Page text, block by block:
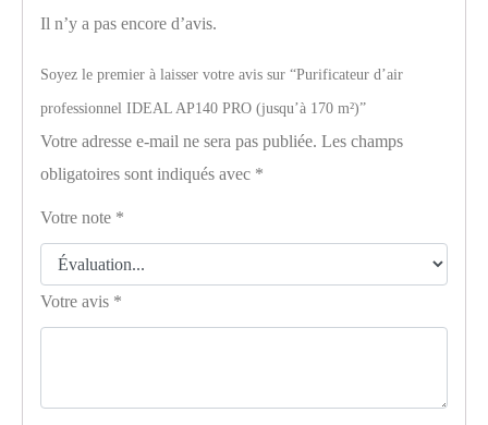
Il n’y a pas encore d’avis.
Soyez le premier à laisser votre avis sur “Purificateur d’air
professionnel IDEAL AP140 PRO (jusqu’à 170 m²)”
Votre adresse e-mail ne sera pas publiée. Les champs
obligatoires sont indiqués avec *
Votre note *
Votre avis *